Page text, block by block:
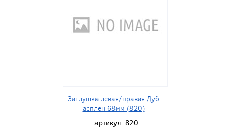
Заглушка левая/правая Дуб
асплен 68мм (820)
артикул: 820